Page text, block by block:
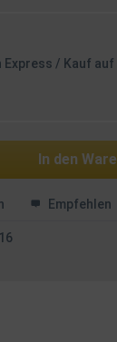
/ Kauf
In den
Empfehlen